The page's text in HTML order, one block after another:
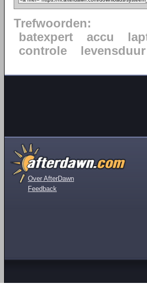
Trefwoorden:
batexpert
accu
controle
levensduur
Over AfterDawn
Feedback